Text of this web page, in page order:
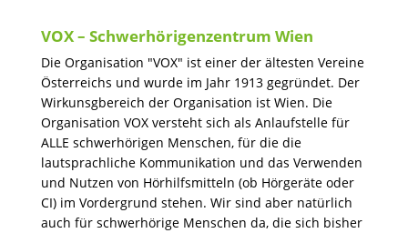
VOX – Schwerhörigenzentrum Wien
Die Organisation "VOX" ist einer der ältesten Vereine
Österreichs und wurde im Jahr 1913 gegründet. Der
Wirkunsgbereich der Organisation ist Wien. Die
Organisation VOX versteht sich als Anlaufstelle für
ALLE schwerhörigen Menschen, für die die
lautsprachliche Kommunikation und das Verwenden
und Nutzen von Hörhilfsmitteln (ob Hörgeräte oder
CI) im Vordergrund stehen. Wir sind aber natürlich
auch für schwerhörige Menschen da, die sich bisher